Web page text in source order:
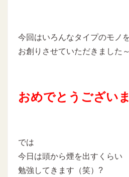
今回はいろんなタイプのモノ
お創りさせていただきました
おめでとうござい
では
今日は頭から煙を出すくらい
勉強してきます（笑）?